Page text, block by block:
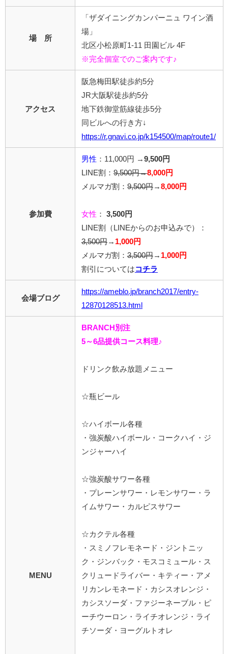
場 所
「ザダイニングカンパーニュ ワイン酒
場」
北区小松原町1-11 田園ビル 4F
※完全個室でのご案内です♪
アクセス
阪急梅田駅徒歩約5分
JR大阪駅徒歩約5分
地下鉄御堂筋線徒歩5分
同ビルへの行き方↓
https://r.gnavi.co.jp/k154500/map/route1/
参加費
男性 ：11,000円 → 9,500円
LINE割： 9,500円→8,000円
メルマガ割： 9,500円 → 8,000円
女性 ：
3,500円
LINE割
（LINEからのお申込みで）
：
3,500円 → 1,000円
メルマガ割： 3,500円 → 1,000円
割引については コチラ
会場ブログ
https://ameblo.jp/branch2017/entry-
12870128513.html
MENU
BRANCH別注
5～6品提供コース料理♪
ドリンク飲み放題メニュー
☆瓶ビール
☆ハイボール各種
・強炭酸ハイボール・コークハイ・ジ
ンジャーハイ
☆強炭酸サワー各種
・プレーンサワー・レモンサワー・ラ
イムサワー・カルピスサワー
☆カクテル各種
・スミノフレモネード・ジントニッ
ク・ジンバック・モスコミュール・ス
クリュードライバー・キティー・アメ
リカンレモネード・カシスオレンジ・
カシスソーダ・ファジーネーブル・ピ
ーチウーロン・ライチオレンジ・ライ
チソーダ・ヨーグルトオレ